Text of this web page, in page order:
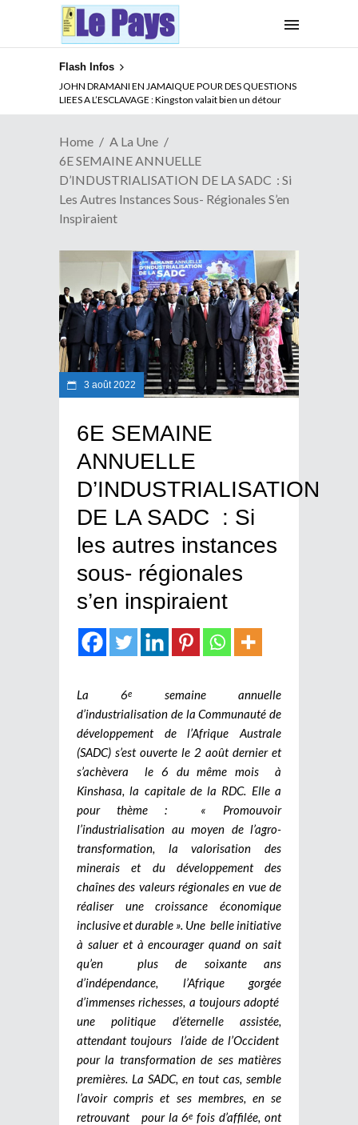
Flash Infos
JOHN DRAMANI EN JAMAIQUE POUR DES QUESTIONS
LIEES A L’ESCLAVAGE : Kingston valait bien un détour
ABSENCE PROLONGEE DE PAUL BIYA DU CAMEROUN :
Qui pilote le Cameroun ?
Home
A La Une
6E SEMAINE ANNUELLE
D’INDUSTRIALISATION DE LA SADC : Si
Les Autres Instances Sous- Régionales S’en
Inspiraient
3 août 2022
6E SEMAINE
ANNUELLE
D’INDUSTRIALISATION
DE LA SADC : Si
les autres instances
sous- régionales
s’en inspiraient
La 6e
semaine annuelle
d’industrialisation de la Communauté de
développement de l’Afrique Australe
(SADC) s’est ouverte le 2 août dernier et
s’achèvera le 6 du même mois à
Kinshasa, la capitale de la RDC. Elle a
pour thème : « Promouvoir
l’industrialisation au moyen de l’agro-
transformation, la valorisation des
minerais et du développement des
chaînes des valeurs régionales en vue de
réaliser une croissance économique
inclusive et durable ». Une belle initiative
à saluer et à encourager quand on sait
qu’en plus de soixante ans
d’indépendance, l’Afrique gorgée
d’immenses richesses, a toujours adopté
une politique d’éternelle assistée,
attendant toujours l’aide de l’Occident
pour la transformation de ses matières
premières. La SADC, en tout cas, semble
l’avoir compris et ses membres, en se
retrouvant pour la 6e fois d’affilée, ont